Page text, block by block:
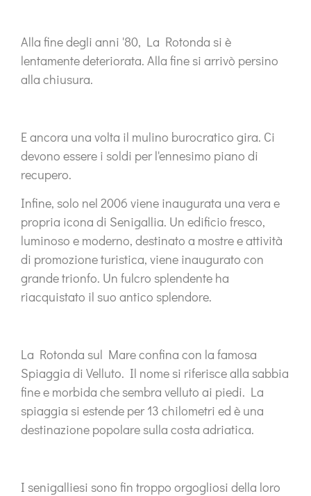
Alla fine degli anni '80, La Rotonda si è
lentamente deteriorata. Alla fine si arrivò persino
alla chiusura.
E ancora una volta il mulino burocratico gira. Ci
devono essere i soldi per l'ennesimo piano di
recupero.
Infine, solo nel 2006 viene inaugurata una vera e
propria icona di Senigallia. Un edificio fresco,
luminoso e moderno, destinato a mostre e attività
di promozione turistica, viene inaugurato con
grande trionfo. Un fulcro splendente ha
riacquistato il suo antico splendore.
La Rotonda sul Mare confina con la famosa
Spiaggia di Velluto. Il nome si riferisce alla sabbia
fine e morbida che sembra velluto ai piedi. La
spiaggia si estende per 13 chilometri ed è una
destinazione popolare sulla costa adriatica.
I senigalliesi sono fin troppo orgogliosi della loro